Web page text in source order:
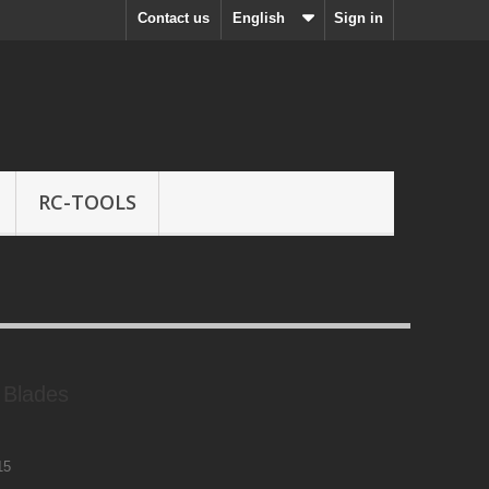
Sign in
English
Contact us
RC-TOOLS